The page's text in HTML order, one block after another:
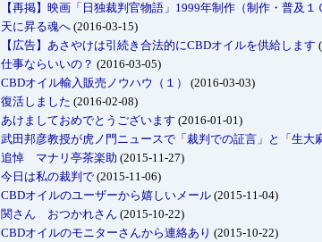
【再掲】映画「日独裁判官物語」1999年制作（制作・普及１
天に昇る魂へ (2016-03-15)
【広告】あさやけは引続き合法的にCBDオイルを供給します
仕事ならいいの？ (2016-03-05)
CBDオイル輸入販売ノウハウ（１）
(2016-03-03)
復活しました (2016-02-08)
あけましておめでとうございます (2016-01-01)
武田邦彦教授が虎ノ門ニュースで「裁判での証言」と「生大
追悼 マナリ亭茶楽助 (2015-11-27)
今日は私の裁判で (2015-11-06)
CBDオイルのユーザーから嬉しいメール (2015-11-04)
関さん おつかれさん (2015-10-22)
CBDオイルのモニターさんから連絡あり (2015-10-22)